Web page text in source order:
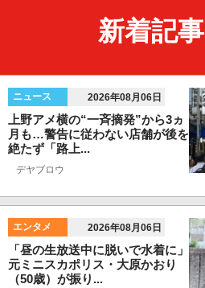
新着記事
ニュース 2026年08月06日
上野アメ横の“一斉摘発”から3ヵ
月も…警告に従わない店舗が後を
絶たず「路上...
デヤブロウ
エンタメ 2026年08月06日
「昼の生放送中に脱いで水着に」
元ミニスカポリス・大原かおり
（50歳）が振り...